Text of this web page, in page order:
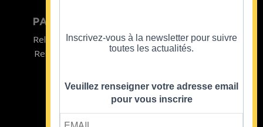
PARTICULIER
Relooking homme
Relooking femme
Team Building
Formations
Inscrivez-vous à la newsletter pour suivre
toutes les actualités.
Veuillez renseigner votre adresse email
pour vous inscrire